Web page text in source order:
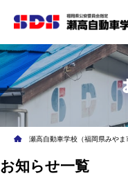
トップページ
瀬高自動車学校（福岡県みやま
お知らせ一覧